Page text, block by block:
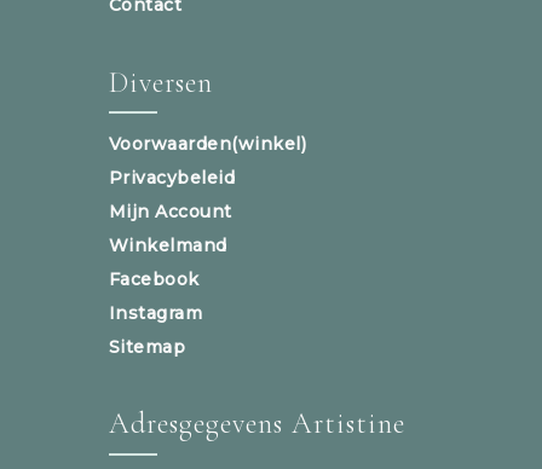
Contact
Diversen
Voorwaarden(winkel)
Privacybeleid
Mijn Account
Winkelmand
Facebook
Instagram
Sitemap
Adresgegevens Artistine